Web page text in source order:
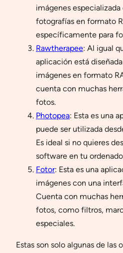
imágenes
fotografías en formato
específicamente para
Rawtherapee: Al igual
aplicación está
imágenes en formato
cuenta con muchas
fotos.
Photopea: Esta es una
puede ser utilizada
Es ideal si no quieres
software en tu
Fotor: Esta es una
imágenes con una
Cuenta con muchas
fotos, como filtros,
especiales.
Estas son solo algunas de las